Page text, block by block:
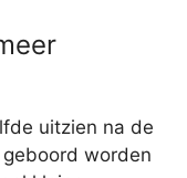
uitzien na de
worden